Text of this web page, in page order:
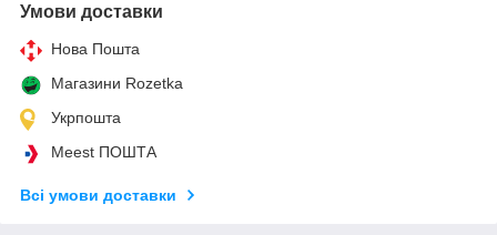
Умови доставки
Нова Пошта
Магазини Rozetka
Укрпошта
Meest ПОШТА
Всі умови доставки